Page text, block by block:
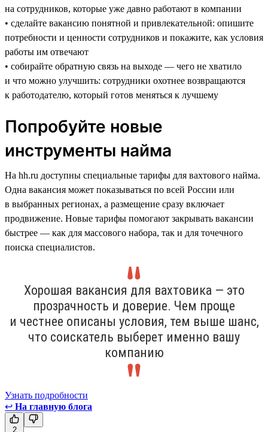
на сотрудников, которые уже давно работают в компании
• сделайте вакансию понятной и привлекательной: опишите
потребности и ценности сотрудников и покажите, как условия
работы им отвечают
• собирайте обратную связь на выходе — чего не хватило
и что можно улучшить: сотрудники охотнее возвращаются
к работодателю, который готов меняться к лучшему
Попробуйте новые
инструменты найма
На hh.ru доступны специальные тарифы для вахтового найма.
Одна вакансия может показываться по всей России или
в выбранных регионах, а размещение сразу включает
продвижение. Новые тарифы помогают закрывать вакансии
быстрее — как для массового набора, так и для точечного
поиска специалистов.
Хорошая вакансия для вахтовика — это
прозрачность и доверие. Чем проще
и честнее описаны условия, тем выше шанс,
что соискатель выберет именно вашу
компанию
Узнать подробности
↩ На главную блога
2